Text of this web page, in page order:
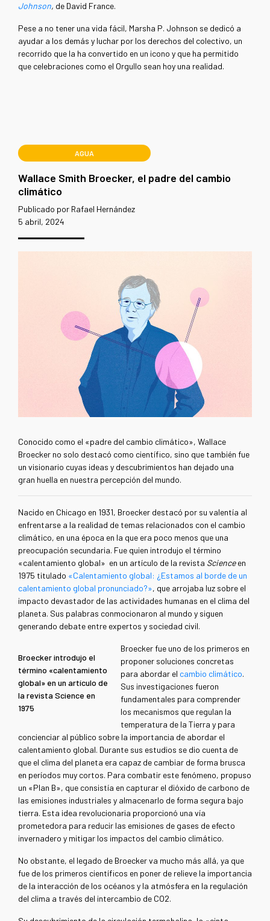
Johnson, de David France.
Pese a no tener una vida fácil, Marsha P. Johnson se dedicó a
ayudar a los demás y luchar por los derechos del colectivo, un
recorrido que la ha convertido en un icono y que ha permitido
que celebraciones como el Orgullo sean hoy una realidad.
AGUA
Wallace Smith Broecker, el padre del cambio
climático
Publicado por Rafael Hernández
5 abril, 2024
Conocido como el «padre del cambio climático», Wallace
Broecker no solo destacó como científico, sino que también fue
un visionario cuyas ideas y descubrimientos han dejado una
gran huella en nuestra percepción del mundo.
Nacido en Chicago en 1931, Broecker destacó por su valentía al
enfrentarse a la realidad de temas relacionados con el cambio
climático, en una época en la que era poco menos que una
preocupación secundaria. Fue quien introdujo el término
«calentamiento global» en un artículo de la revista Scienceen
1975 titulado «Calentamiento global: ¿Estamos al borde de un
calentamiento global pronunciado?», que arrojaba luz sobre el
impacto devastador de las actividades humanas en el clima del
planeta. Sus palabras conmocionaron al mundo y siguen
generando debate entre expertos y sociedad civil.
Broecker introdujo el
término «calentamiento
global» en un artículo de
la revista Science en
1975
Broecker fue uno de los primeros en
proponer soluciones concretas
para abordar el cambio climático.
Sus investigaciones fueron
fundamentales para comprender
los mecanismos que regulan la
temperatura de la Tierra y para
concienciar al público sobre la importancia de abordar el
calentamiento global. Durante sus estudios se dio cuenta de
que el clima del planeta era capaz de cambiar de forma brusca
en períodos muy cortos. Para combatir este fenómeno, propuso
un «Plan B», que consistía en capturar el dióxido de carbono de
las emisiones industriales y almacenarlo de forma segura bajo
tierra. Esta idea revolucionaria proporcionó una vía
prometedora para reducir las emisiones de gases de efecto
invernadero y mitigar los impactos del cambio climático.
No obstante, el legado de Broecker va mucho más allá, ya que
fue de los primeros científicos en poner de relieve la importancia
de la interacción de los océanos y la atmósfera en la regulación
del clima a través del intercambio de CO2.